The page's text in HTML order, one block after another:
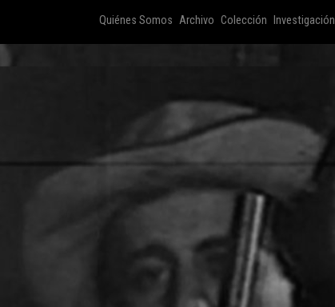
Quiénes Somos Archivo Colección Investigación